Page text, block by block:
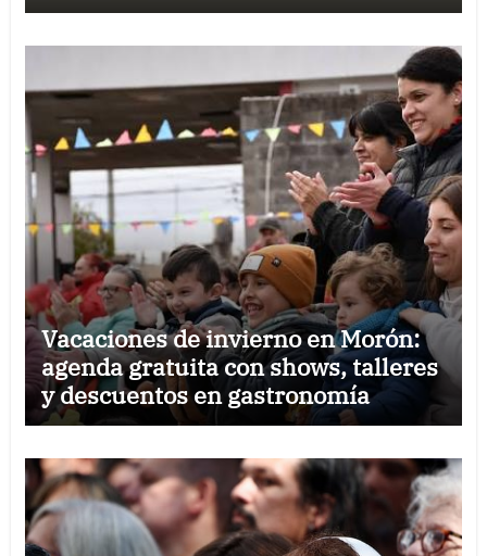
Vacaciones de invierno en Morón:
agenda gratuita con shows, talleres
y descuentos en gastronomía